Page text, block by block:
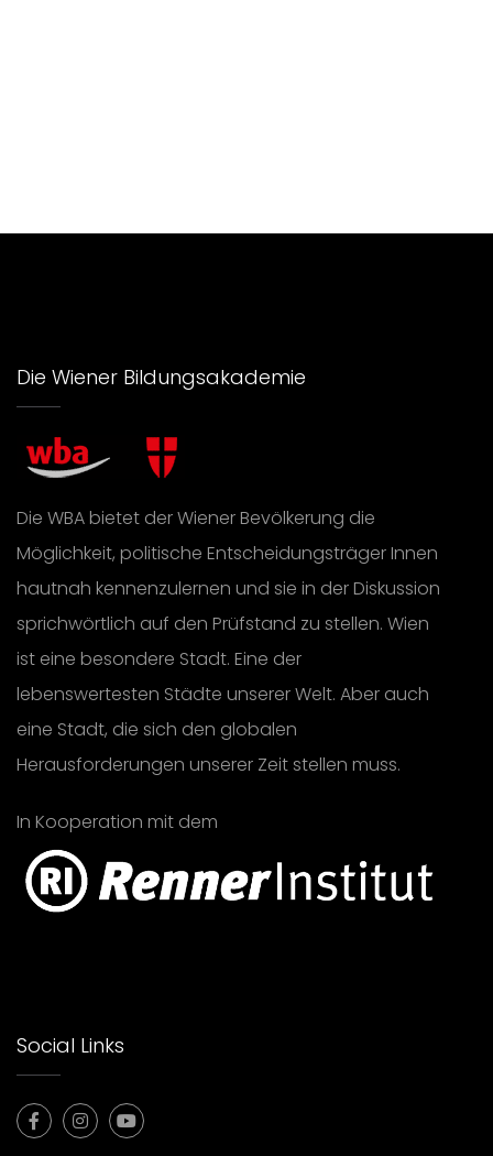
Die Wiener Bildungsakademie
Die WBA bietet der Wiener Bevölkerung die
Möglichkeit, politische Entscheidungsträger Innen
hautnah kennenzulernen und sie in der Diskussion
sprichwörtlich auf den Prüfstand zu stellen. Wien
ist eine besondere Stadt. Eine der
lebenswertesten Städte unserer Welt. Aber auch
eine Stadt, die sich den globalen
Herausforderungen unserer Zeit stellen muss.
In Kooperation mit dem
Social Links